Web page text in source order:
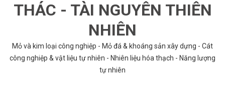
THÁC - TÀI NGUYÊN THIÊN
NHIÊN
Mỏ và kim loại công nghiệp - Mỏ đá & khoáng sản xây dựng - Cát
công nghiệp & vật liệu tự nhiên - Nhiên liệu hóa thạch - Năng lượng
tự nhiên